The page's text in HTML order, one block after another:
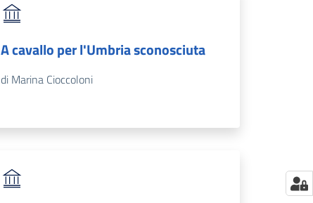
A cavallo per l'Umbria sconosciuta
di Marina Cioccoloni